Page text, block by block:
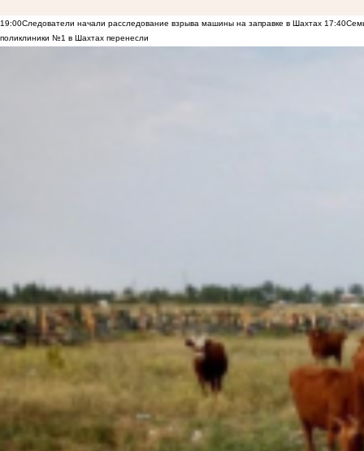
19:00Следователи начали расследование взрыва машины на заправке в Шахтах 17:40
поликлиники №1 в Шахтах перенесли